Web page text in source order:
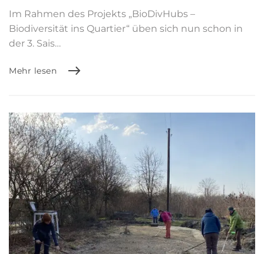
Im Rahmen des Projekts „BioDivHubs –
Biodiversität ins Quartier“ üben sich nun schon in
der 3. Sais…
Mehr lesen